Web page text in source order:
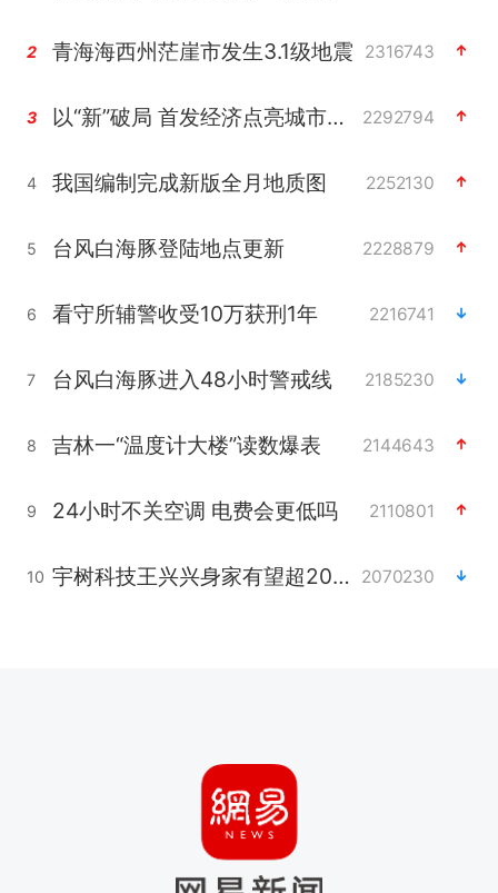
2 青海海西州茫崖市发生3.1级地震 2316743
3 以“新”破局 首发经济点亮城市消费活力 2292794
4 我国编制完成新版全月地质图 2252130
5 台风白海豚登陆地点更新 2228879
6 看守所辅警收受10万获刑1年 2216741
7 台风白海豚进入48小时警戒线 2185230
8 吉林一“温度计大楼”读数爆表 2144643
9 24小时不关空调 电费会更低吗 2110801
10 宇树科技王兴兴身家有望超200亿元 2070230